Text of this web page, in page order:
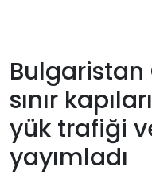
Künye
Giriş
Yap
Bulgaristan
sınır
yük trafiği
yayımladı